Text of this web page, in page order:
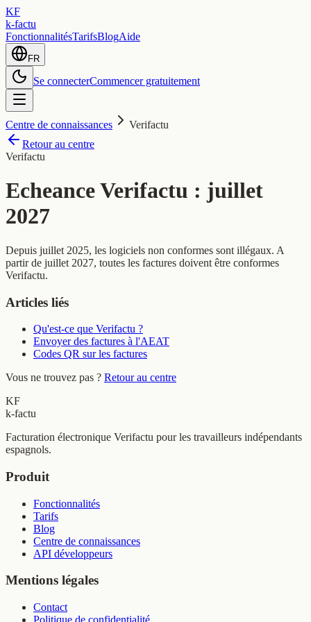
KF
k-factu
FonctionnalitésTarifsBlogAide
FR
Se connecterCommencer gratuitement
Centre de connaissances
Verifactu
Retour au centre
Verifactu
Echeance Verifactu : juillet
2027
Depuis juillet 2025, les logiciels non conformes sont illégaux. A
partir de juillet 2027, toutes les factures doivent être conformes
Verifactu.
Articles liés
Qu'est-ce que Verifactu ?
Envoyer des factures à l'AEAT
Codes QR sur les factures
Vous ne trouvez pas ? Retour au centre
KF
k-factu
Facturation électronique Verifactu pour les travailleurs indépendants
espagnols.
Produit
Fonctionnalités
Tarifs
Blog
Centre de connaissances
API développeurs
Mentions légales
Contact